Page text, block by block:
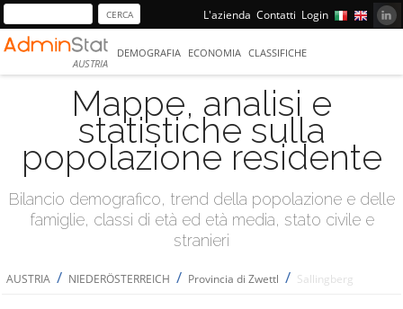
L'azienda Contatti Login
AUSTRIA
DEMOGRAFIA ECONOMIA CLASSIFICHE
Mappe, analisi e
statistiche sulla
popolazione residente
Bilancio demografico, trend della popolazione e delle
famiglie, classi di età ed età media, stato civile e
stranieri
AUSTRIA / NIEDERÖSTERREICH / Provincia di Zwettl / Sallingberg